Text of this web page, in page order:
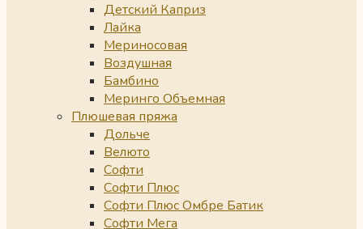
Детский Каприз
Лайка
Мериносовая
Воздушная
Бамбино
Меринго Объемная
Плюшевая пряжа
Дольче
Велюто
Софти
Софти Плюс
Софти Плюс Омбре Батик
Софти Мега